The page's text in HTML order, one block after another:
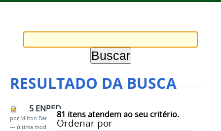
RESULTADO DA BUSCA
81 itens atendem ao seu critério.
Ordenar por
5 ENPED
por Milton Barros
— última modificação28/09/2017 11h45